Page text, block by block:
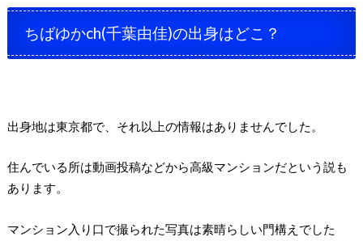
ちばゆかch(千葉由佳)の出身はどこ？
出身地は東京都で、それ以上の情報はありませんでした。
住んでいる所は動画投稿などから高級マンションだという説も
あります。
マンション入り口で撮られた写真は素晴らしい門構えでした